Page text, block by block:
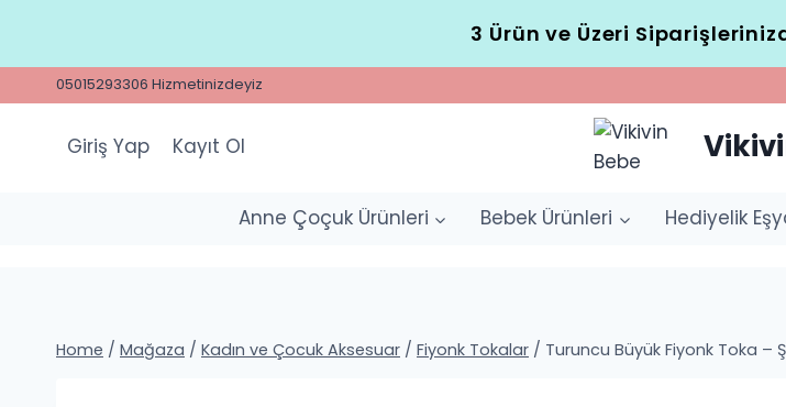
content
3 Ürün ve Üzeri
05015293306 Hizmetinizdeyiz
Giriş Yap Kayıt Ol
Anne Çoçuk Ürünleri Bebek Ürünleri Hediyelik
Home / Mağaza / Kadın ve Çocuk Aksesuar / Fiyonk Tokalar / Turuncu Büyük Fiyonk Toka –